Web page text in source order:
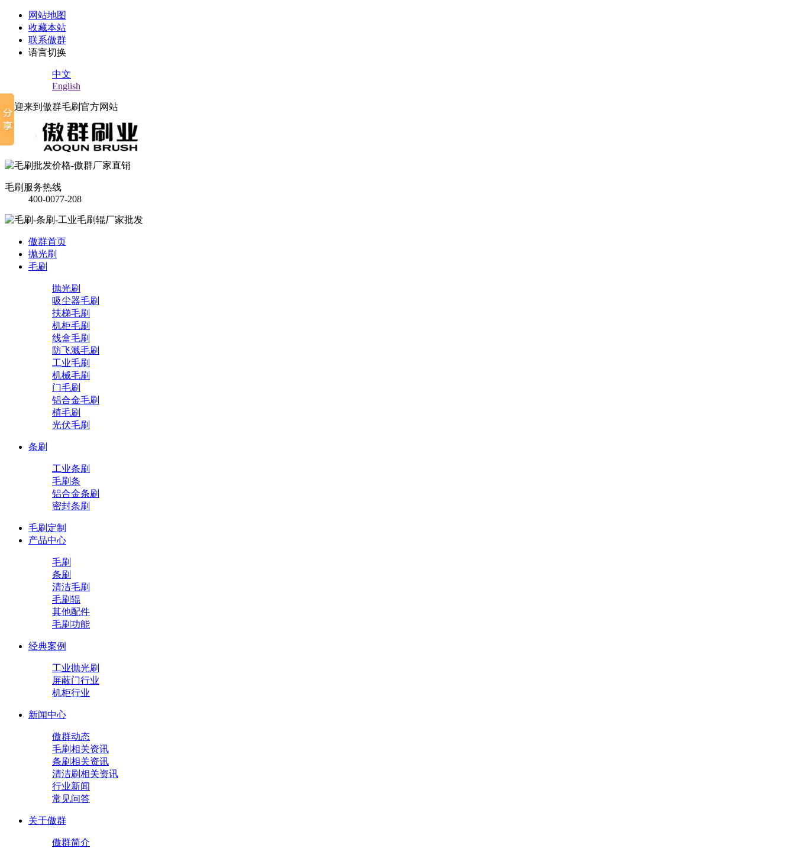
网站地图
收藏本站
联系傲群
语言切换
中文
English
欢迎来到傲群毛刷官方网站
毛刷服务热线
400-0077-208
傲群首页
抛光刷
毛刷
抛光刷
吸尘器毛刷
扶梯毛刷
机柜毛刷
线盒毛刷
防飞溅毛刷
工业毛刷
机械毛刷
门毛刷
铝合金毛刷
植毛刷
光伏毛刷
条刷
工业条刷
毛刷条
铝合金条刷
密封条刷
毛刷定制
产品中心
毛刷
条刷
清洁毛刷
毛刷辊
其他配件
毛刷功能
经典案例
工业抛光刷
屏蔽门行业
机柜行业
新闻中心
傲群动态
毛刷相关资讯
条刷相关资讯
清洁刷相关资讯
行业新闻
常见问答
关于傲群
傲群简介